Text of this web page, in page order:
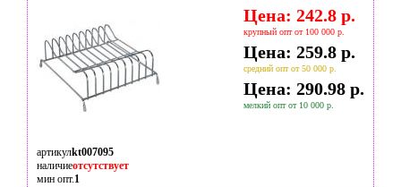
Цена: 242.8 р.
крупный опт от 100 000 р.
Цена: 259.8 р.
средний опт от 50 000 р.
Цена: 290.98 р.
мелкий опт от 10 000 р.
артикулkt007095
наличиеотсутствует
мин опт.1